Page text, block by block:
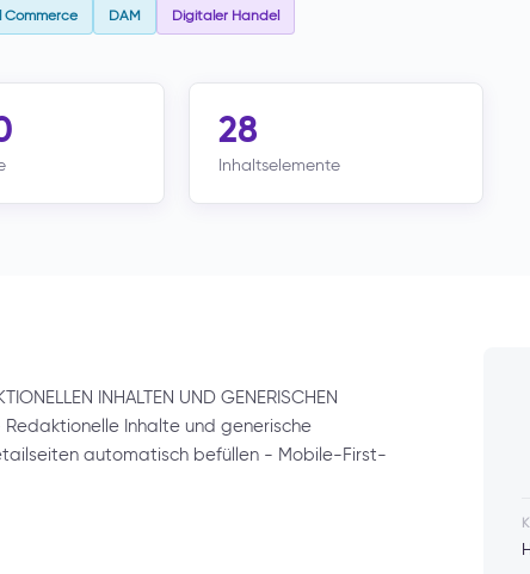
Commerce DAM Digitaler Handel
28
Inhaltselemente
INHALTEN UND GENERISCHEN
Redaktionelle Inhalte und generische
automatisch befüllen - Mobile-First-